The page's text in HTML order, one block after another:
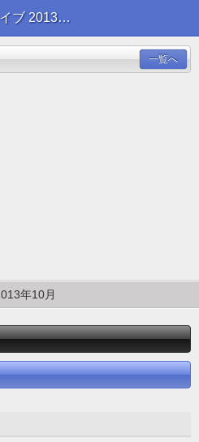
アーカイブ 2013年10月 | ブログ
一覧へ
年10月